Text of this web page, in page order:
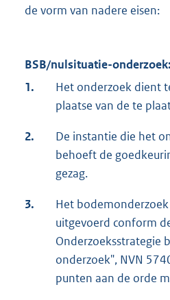
de vorm van nadere eisen:
BSB/nulsituatie-onderzoek:
1.
Het onderzoek dient
plaatse van de te
2.
De instantie die het
behoeft de
gezag.
3.
Het
uitgevoerd conform
Onderzoeksstrategie
onderzoek", NVN
punten aan de orde